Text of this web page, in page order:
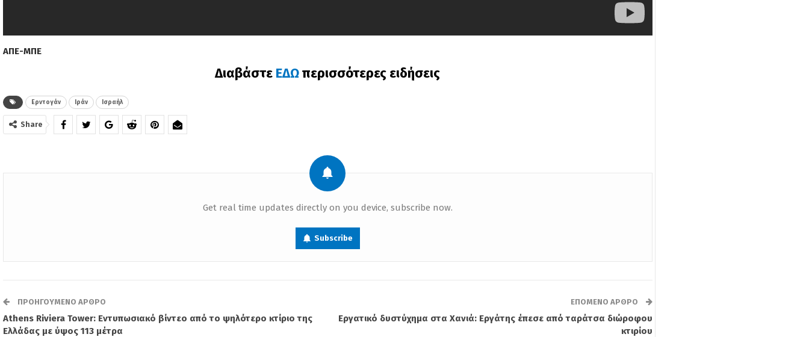
ΑΠΕ-ΜΠΕ
Διαβάστε ΕΔΩπερισσότερες ειδήσεις
Ερντογάν Ιράν Ισραήλ
Share
Get real time updates directly on you device, subscribe now.
Subscribe
ΠΡΟΗΓΟΎΜΕΝΟ ΆΡΘΡΟ
Athens Riviera Tower: Εντυπωσιακό βίντεο από το ψηλότερο κτίριο της
Ελλάδας με ύψος 113 μέτρα
ΕΠΌΜΕΝΟ ΆΡΘΡΟ
Εργατικό δυστύχημα στα Χανιά: Εργάτης έπεσε από ταράτσα διώροφου
κτιρίου